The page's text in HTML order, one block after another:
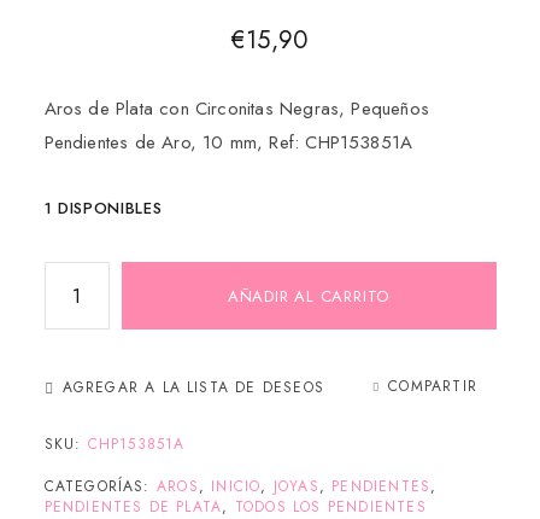
€15,90
Aros de Plata con Circonitas Negras, Pequeños
Pendientes de Aro, 10 mm, Ref: CHP153851A
1 DISPONIBLES
AÑADIR AL CARRITO
AGREGAR A LA LISTA DE DESEOS COMPARTIR
SKU: CHP153851A
CATEGORÍAS: AROS, INICIO, JOYAS, PENDIENTES,
PENDIENTES DE PLATA, TODOS LOS PENDIENTES